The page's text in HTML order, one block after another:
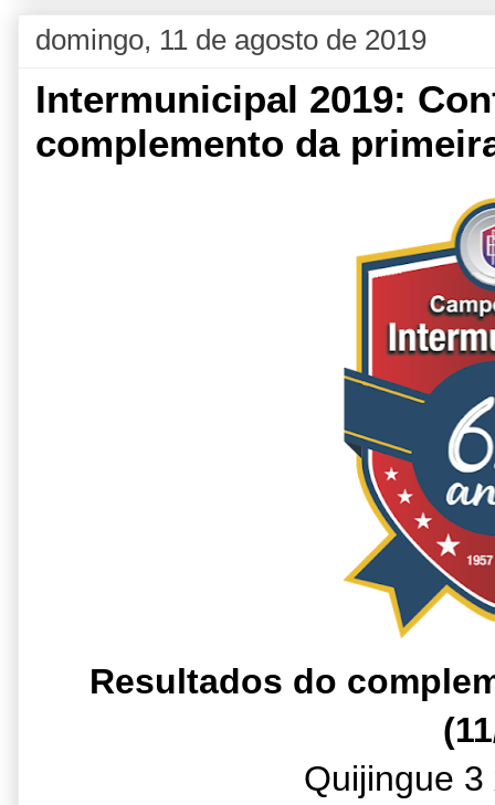
domingo, 11 de agosto de 2019
Intermunicipal 2019:
complemento da
Resultados do
Quijingue